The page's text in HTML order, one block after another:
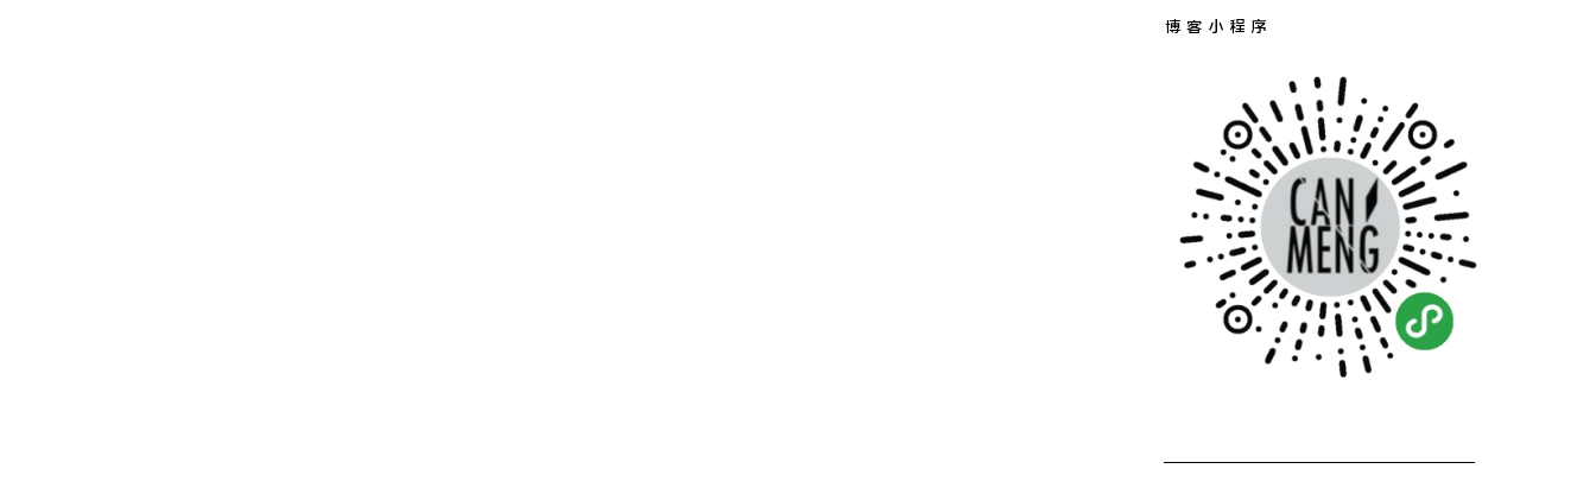
博客小程序